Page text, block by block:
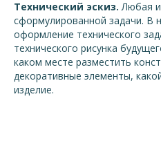
Технический эскиз. Любая
сформулированной задачи. В
оформление технического
технического рисунка
каком месте разместить
декоративные элементы,
изделие.